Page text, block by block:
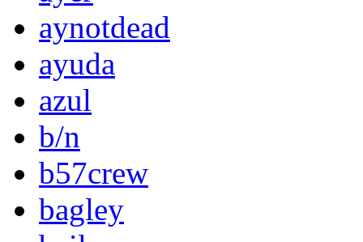
aynotdead
ayuda
azul
b/n
b57crew
bagley